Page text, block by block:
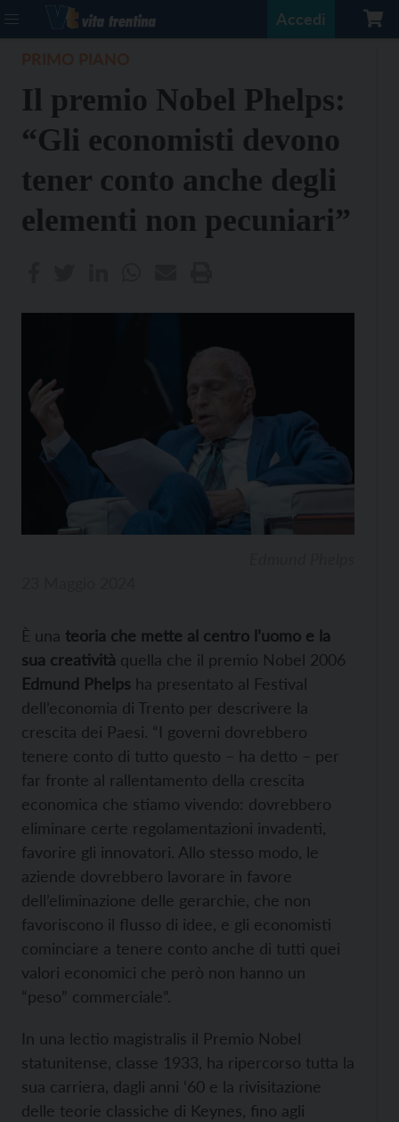
Accedi
Il premio Nobel Phelps:
“Gli economisti devono
tener conto anche degli
elementi non pecuniari”
È una teoria che mette al centro l’uomo e la
sua creatività quella che il premio Nobel 2006
Edmund Phelps ha presentato al Festival
dell’economia di Trento per descrivere la
crescita dei Paesi. “I governi dovrebbero
tenere conto di tutto questo – ha detto – per
far fronte al rallentamento della crescita
economica che stiamo vivendo: dovrebbero
eliminare certe regolamentazioni invadenti,
favorire gli innovatori. Allo stesso modo, le
aziende dovrebbero lavorare in favore
dell’eliminazione delle gerarchie, che non
favoriscono il flusso di idee, e gli economisti
cominciare a tenere conto anche di tutti quei
valori economici che però non hanno un
“peso” commerciale”.
In una lectio magistralis il Premio Nobel
statunitense, classe 1933, ha ripercorso tutta la
sua carriera, dagli anni ‘60 e la rivisitazione
delle teorie classiche di Keynes, fino agli